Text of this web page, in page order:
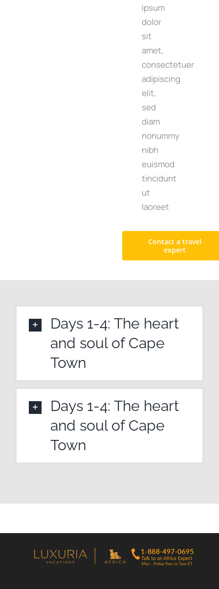
ipsum
dolor
sit
amet,
consectetuer
adipiscing
elit,
sed
diam
nonummy
nibh
euismod
tincidunt
ut
laoreet
Contact a travel
expert
Days 1-4: The heart
and soul of Cape
Town
Days 1-4: The heart
and soul of Cape
Town